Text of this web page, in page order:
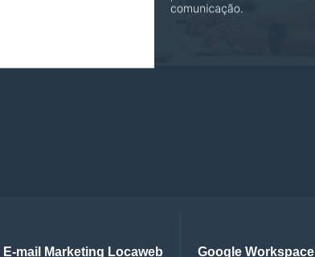
E-mail Marketing Locaweb Google Workspace